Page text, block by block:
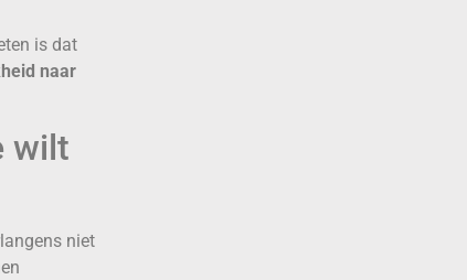
is dat
naar
wilt
niet